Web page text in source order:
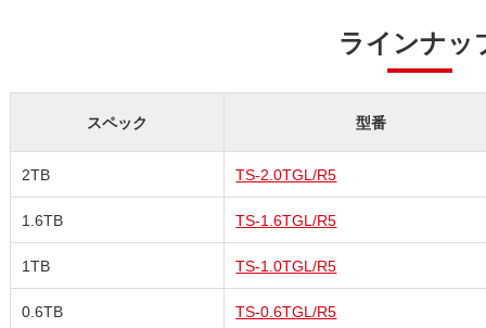
ラインナッ
スペック 型番
2TB TS-2.0TGL/R5
1.6TB TS-1.6TGL/R5
1TB TS-1.0TGL/R5
0.6TB TS-0.6TGL/R5